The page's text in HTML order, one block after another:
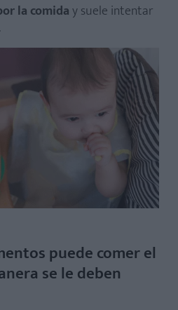
la comiday suele intentar
puede comer el
se le deben